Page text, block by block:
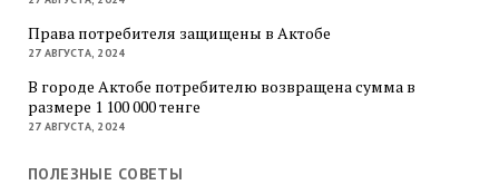
Права потребителя защищены в Актобе
27 АВГУСТА, 2024
В городе Актобе потребителю возвращена сумма в
размере 1 100 000 тенге
27 АВГУСТА, 2024
ПОЛЕЗНЫЕ СОВЕТЫ